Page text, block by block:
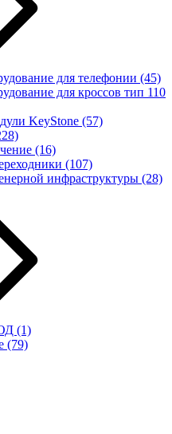
для телефонии (45)
для кроссов тип 110
KeyStone (57)
(16)
(107)
инфраструктуры (28)
(1)
(79)